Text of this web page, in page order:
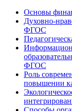
Основы
Духовно-
ФГОС
ФГОС
Роль
повышении